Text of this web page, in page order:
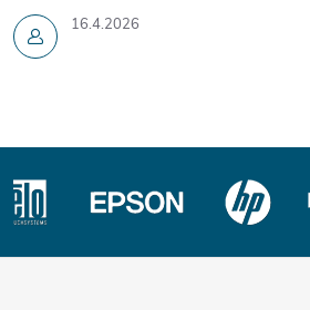
16.4.2026
Z